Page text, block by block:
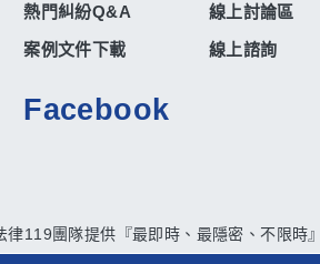
熱門糾紛Q&A
線上討論區
案例文件下載
線上諮詢
Facebook
律119團隊提供『最即時、最隱密、不限時